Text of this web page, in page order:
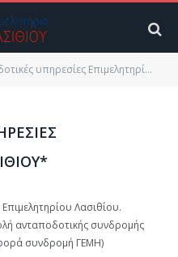
υπηρεσίες Επιμελητηρίου Λασιθίου*
Λασιθίου.
ανταποδοτικής συνδρομής
συνδρομή ΓΕΜΗ)